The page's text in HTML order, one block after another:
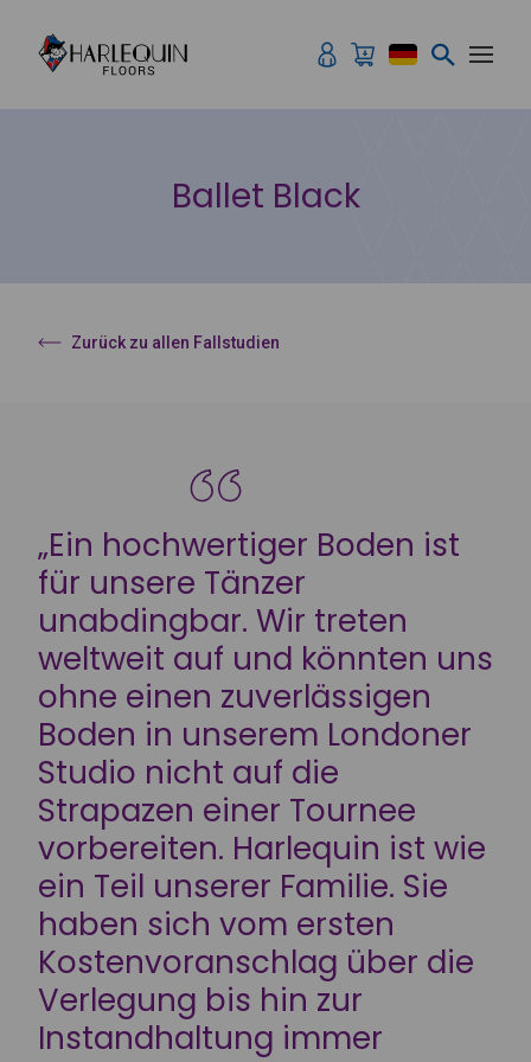
Ballet Black
Zurück zu allen Fallstudien
„Ein hochwertiger Boden ist
für unsere Tänzer
unabdingbar. Wir treten
weltweit auf und könnten uns
ohne einen zuverlässigen
Boden in unserem Londoner
Studio nicht auf die
Strapazen einer Tournee
vorbereiten. Harlequin ist wie
ein Teil unserer Familie. Sie
haben sich vom ersten
Kostenvoranschlag über die
Verlegung bis hin zur
Instandhaltung immer